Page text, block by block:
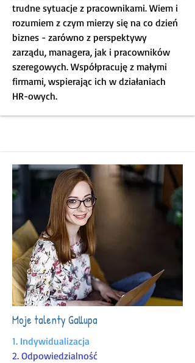
trudne sytuacje z pracownikami. Wiem i
rozumiem z czym mierzy się na co dzień
biznes - zarówno z perspektywy
zarządu, managera, jak i pracowników
szeregowych. Współpracuję z małymi
firmami, wspierając ich w działaniach
HR-owych.
Moje talenty Gallupa
1. Indywidualizacja
2. Odpowiedzialność